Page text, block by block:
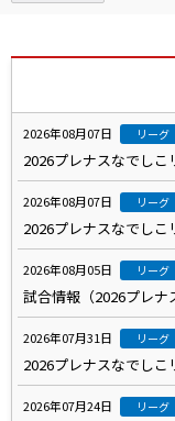
2026年08月07日 リーグ
2026プレナスなでし
2026年08月07日 リーグ
2026プレナスなでし
2026年08月05日 リーグ
試合情報（2026プレナ
2026年07月31日 リーグ
2026プレナスなでし
2026年07月24日 リーグ